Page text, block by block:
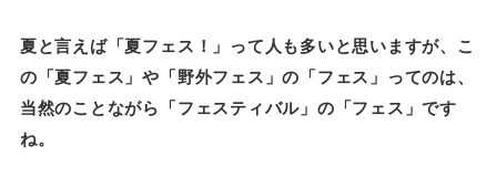
夏と言えば「夏フェス！」って人も多いと思いますが、こ
の「夏フェス」や「野外フェス」の「フェス」ってのは、
当然のことながら「フェスティバル」の「フェス」です
ね。